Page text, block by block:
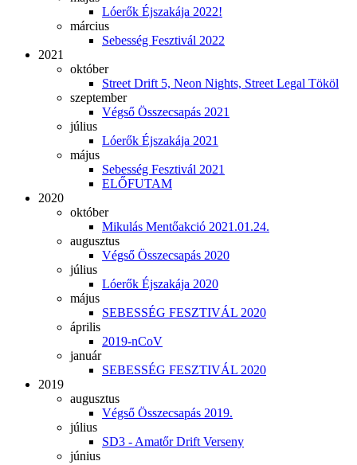
Lóerők Éjszakája 2022!
március
Sebesség Fesztivál 2022
2021
október
Street Drift 5, Neon Nights, Street Legal Tököl
szeptember
Végső Összecsapás 2021
július
Lóerők Éjszakája 2021
május
Sebesség Fesztivál 2021
ELŐFUTAM
2020
október
Mikulás Mentőakció 2021.01.24.
augusztus
Végső Összecsapás 2020
július
Lóerők Éjszakája 2020
május
SEBESSÉG FESZTIVÁL 2020
április
2019-nCoV
január
SEBESSÉG FESZTIVÁL 2020
2019
augusztus
Végső Összecsapás 2019.
július
SD3 - Amatőr Drift Verseny
június